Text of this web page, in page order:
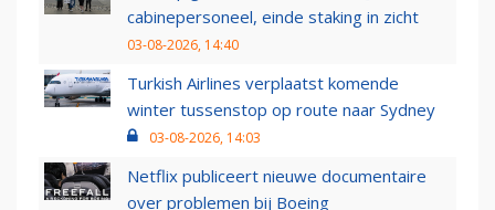
cabinepersoneel, einde staking in zicht
03-08-2026, 14:40
Turkish Airlines verplaatst komende
winter tussenstop op route naar Sydney
03-08-2026, 14:03
Netflix publiceert nieuwe documentaire
over problemen bij Boeing